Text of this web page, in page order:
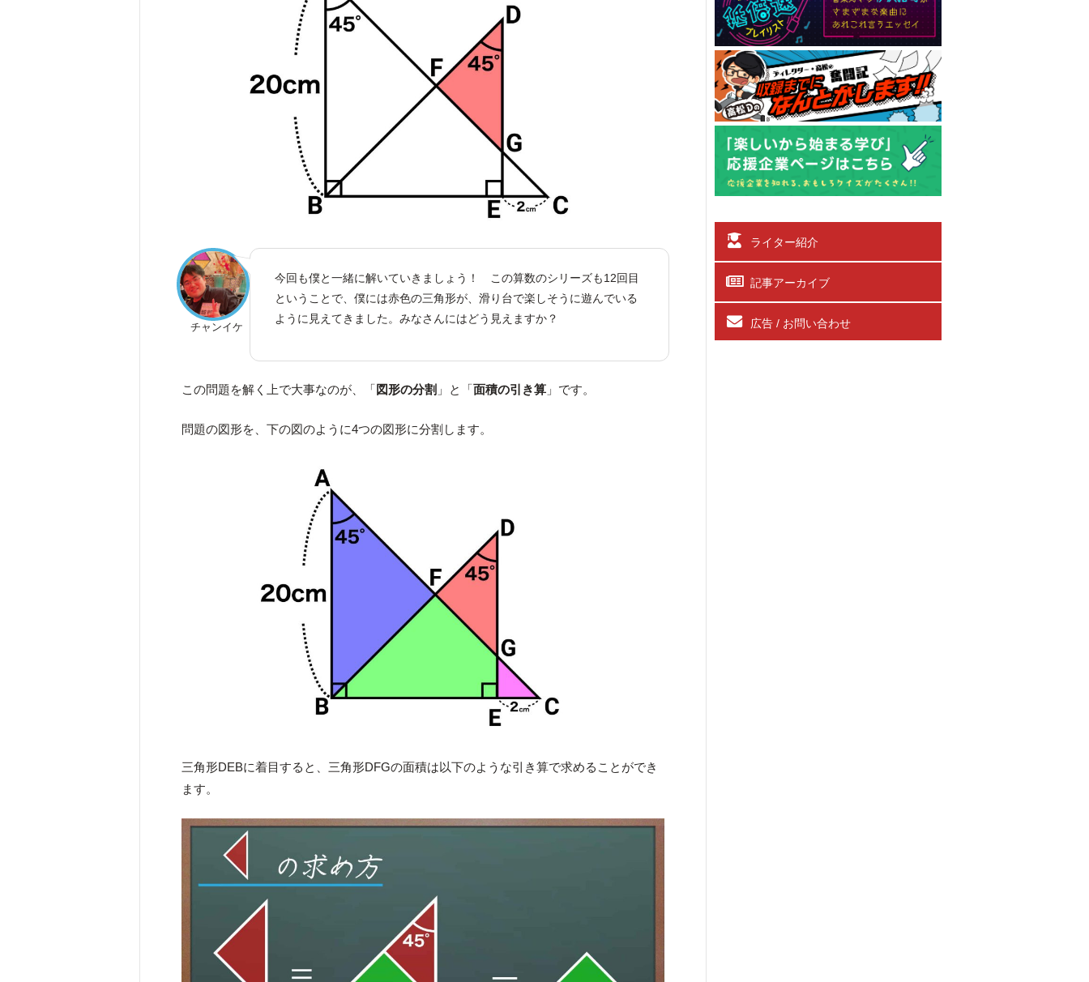
チャンイケ
今回も僕と一緒に解いていきましょう！ この算数のシリーズも12回目
ということで、僕には赤色の三角形が、滑り台で楽しそうに遊んでいる
ように見えてきました。みなさんにはどう見えますか？
この問題を解く上で大事なのが、「 図形の分割 」と「面積の引き算 」です。
問題の図形を、下の図のように4つの図形に分割します。
三角形DEBに着目すると、三角形DFGの面積は以下のような引き算で求めることができ
ます。
ライター紹介
記事アーカイブ
広告 / お問い合わせ